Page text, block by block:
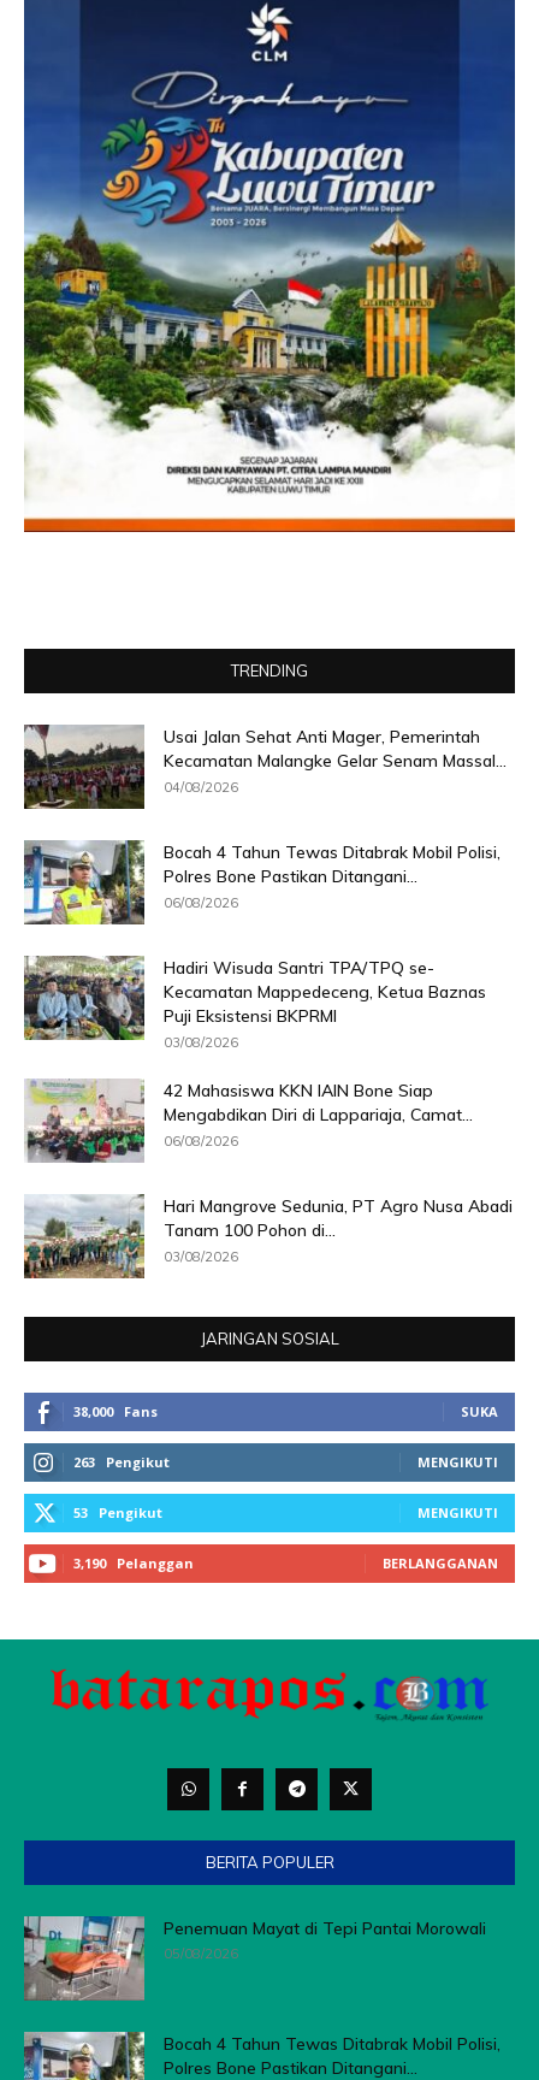
BERITA POPULER
Penemuan Mayat di Tepi Pantai Morowali
05/08/2026
Bocah 4 Tahun Tewas Ditabrak Mobil Polisi,
Polres Bone Pastikan Ditangani...